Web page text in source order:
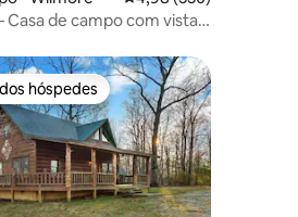
de campo com vista e
preferidos dos hóspedes
hóspedes